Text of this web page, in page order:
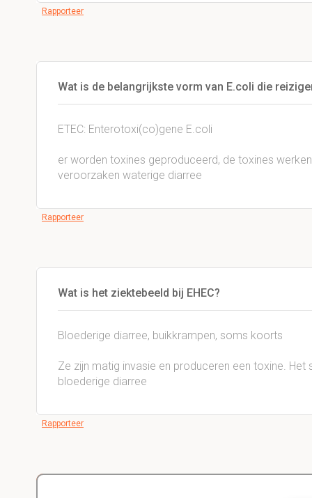
Rapporteer
Wat is de belangrijkste vorm van E.coli die
ETEC: Enterotoxi(co)gene E.coli
er worden toxines geproduceerd, de toxines
veroorzaken waterige diarree
Rapporteer
Wat is het ziektebeeld bij EHEC?
Bloederige diarree, buikkrampen, soms koorts
Ze zijn matig invasie en produceren een toxine.
bloederige diarree
Rapporteer